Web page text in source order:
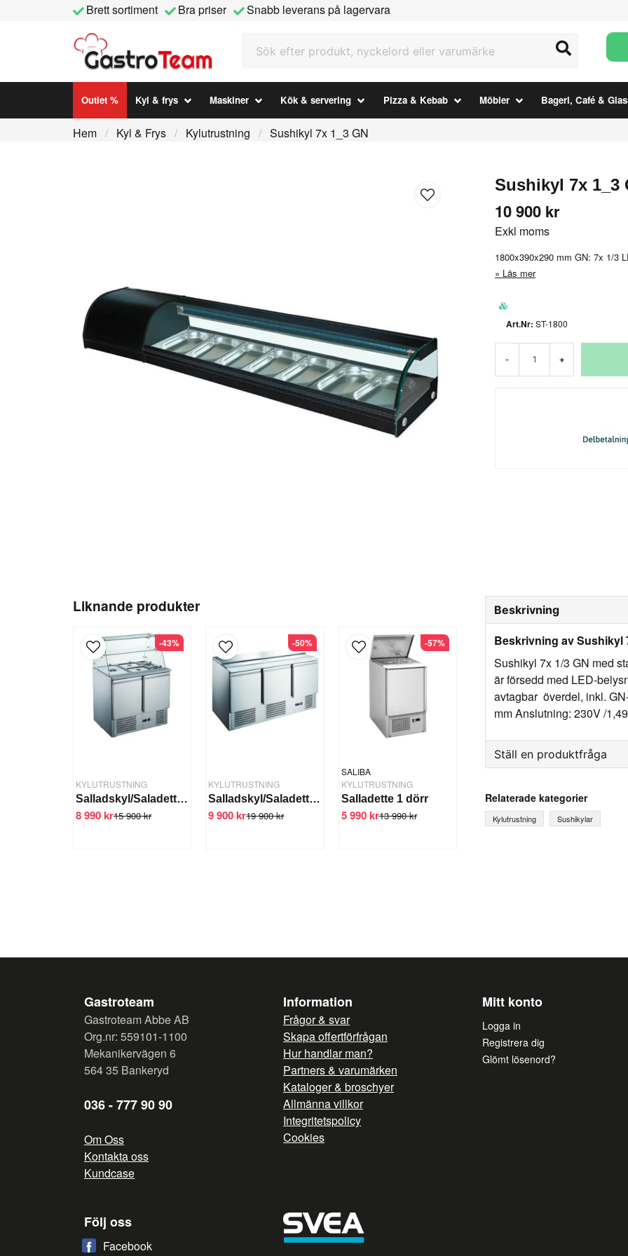
Brett sortiment Bra priser
Snabb leverans på lagervara
Outlet % Kyl & frys Maskiner Kök & servering Pizza & Kebab Möbler Bageri, Café &
Hem Kyl & Frys Kylutrustning Sushikyl 7x 1_3 GN
Sushikyl 7x 1_3
10 900 kr
Exkl moms
1800x390x290 mm GN: 7x 1/3
Läs mer
ST-1800
- +
Liknande produkter
KYLUTRUSTNING
Salladskyl/Saladette 2 dörrar, glastop, 922x700x1250 mm
15 900 kr
8 990 kr
-43%
KYLUTRUSTNING
Salladskyl/Saladette 3 dörrar öppen top
19 900 kr
9 900 kr
-50%
SALIBA
KYLUTRUSTNING
Salladette 1 dörr
13 990 kr
5 990 kr
-57%
Beskrivning
Beskrivning av Sushikyl
Sushikyl 7x 1/3 GN med
är försedd med LED-
avtagbar överdel, inkl.
mm Anslutning: 230V /
Ställ en produktfråga
Fråga oss något om
Relaterade kategorier
Kylutrustning Sushikylar
Gastroteam
Gastroteam Abbe AB
Org.nr: 559101-1100
Mekanikervägen 6
564 35 Bankeryd
036 - 777 90 90
Om Oss
Kontakta oss
Kundcase
Information
Frågor & svar
Skapa offertförfrågan
Hur handlar man?
Partners & varumärken
Kataloger & broschyer
Allmänna villkor
Integritetspolicy
Cookies
Mitt konto
Logga in
Registrera dig
Glömt lösenord?
Följ oss
Facebook